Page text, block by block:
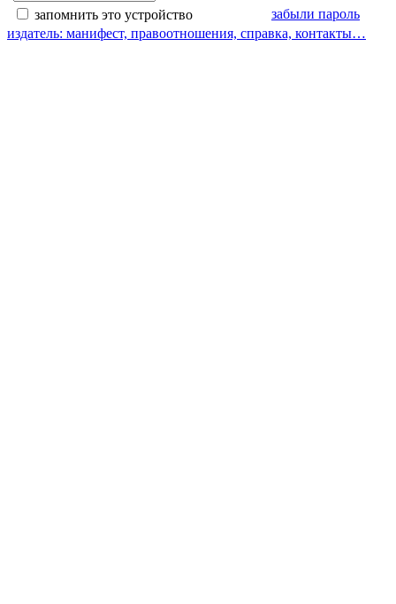
запомнить это устройство
забыли пароль
издатель: манифест, правоотношения, справка, контакты…